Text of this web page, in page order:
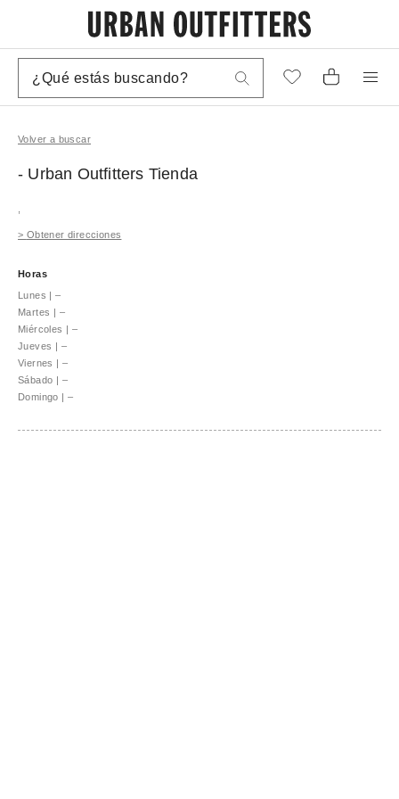
Volver a buscar
- Urban Outfitters Tienda
> Obtener direcciones
Horas
Lunes | –
Martes | –
Miércoles | –
Jueves | –
Viernes | –
Sábado | –
Domingo | –